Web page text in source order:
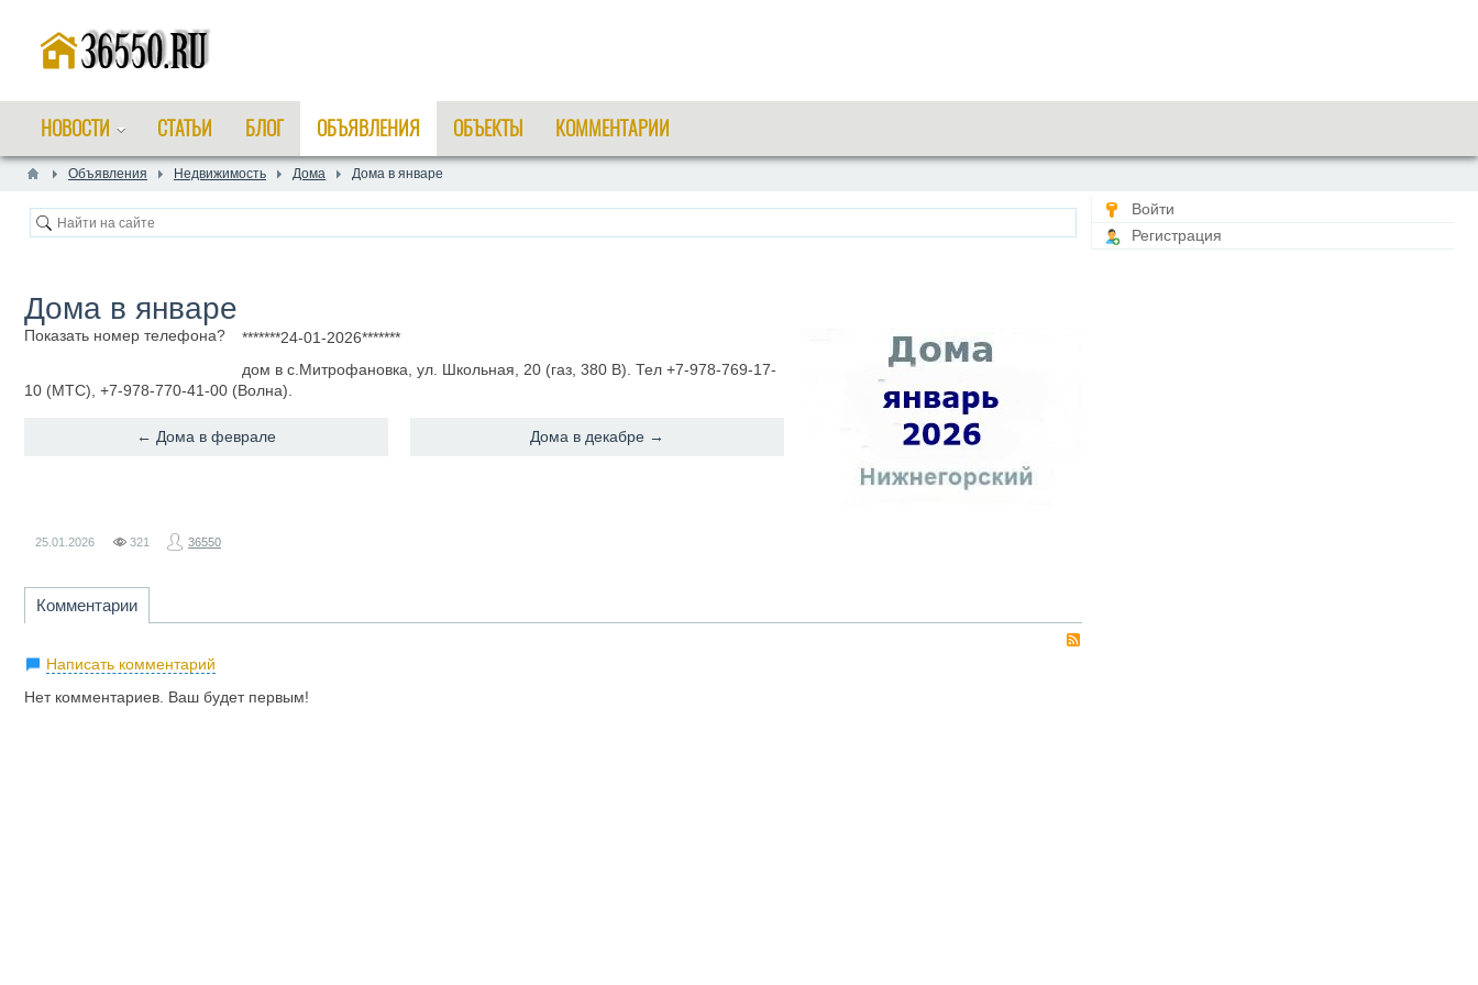
НОВОСТИ СТАТЬИ БЛОГ ОБЪЯВЛЕНИЯ ОБЪЕКТЫ КОММЕНТАРИИ
Объявления Недвижимость Дома Дома в январе
Дома в январе
Показать номер телефона?
*******24-01-2026*******
дом в с.Митрофановка, ул. Школьная, 20 (газ, 380 В). Тел +7-978-769-17-
10 (МТС), +7-978-770-41-00 (Волна).
← Дома в феврале Дома в декабре →
25.01.2026 321 36550
Комментарии
Написать комментарий
Нет комментариев. Ваш будет первым!
Войти
Регистрация